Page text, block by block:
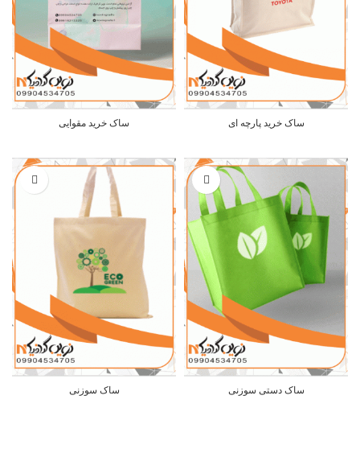
ساک خرید پارچه ای ساک خرید مقوایی
ساک دستی سوزنی ساک سوزنی